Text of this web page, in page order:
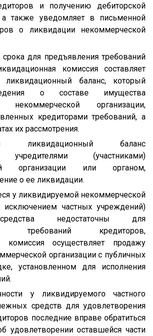
и получению дебиторской
а также уведомляет в письменной
о ликвидации некоммерческой
для предъявления требований
комиссия составляет
ликвидационный баланс, который
о составе имущества
некоммерческой организации,
кредиторами требований, а
их рассмотрения.
ликвидационный баланс
учредителями (участниками)
организации или органом,
о ее ликвидации.
у ликвидируемой некоммерческой
исключением частных учреждений)
недостаточны для
требований кредиторов,
комиссия осуществляет продажу
организации с публичных
установленном для исполнения
у ликвидируемого частного
средств для удовлетворения
последние вправе обратиться
удовлетворении оставшейся части